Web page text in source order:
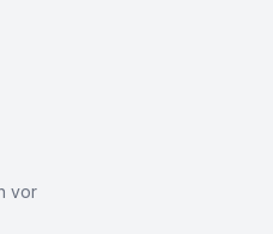
vor